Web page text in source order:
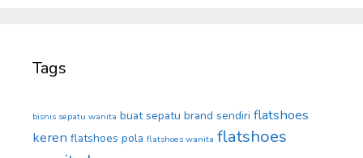
Tags
bisnis sepatu wanita buat sepatu brand sendiri flatshoes
keren flatshoes pola flatshoes wanita flatshoes